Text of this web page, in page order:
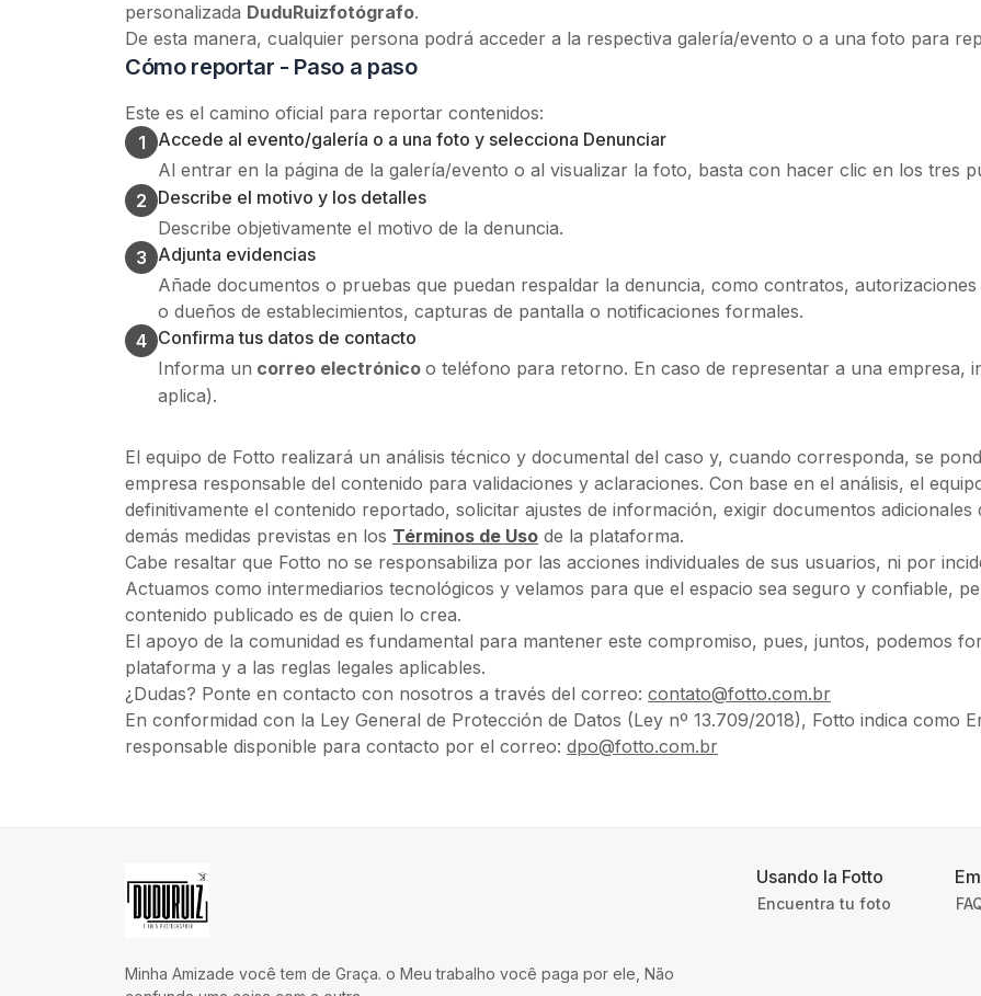
personalizada DuduRuizfotógrafo.
De esta manera, cualquier persona podrá acceder a la respectiva galería/evento o a una foto para
Cómo reportar - Paso a paso
Este es el camino oficial para reportar contenidos:
1
Accede al evento/galería o a una foto y selecciona Denunciar
Al entrar en la página de la galería/evento o al visualizar la foto, basta con hacer clic en los tres
2 Describe el motivo y los detalles
Describe objetivamente el motivo de la denuncia.
3 Adjunta evidencias
Añade documentos o pruebas que puedan respaldar la denuncia, como contratos,
o dueños de establecimientos, capturas de pantalla o notificaciones formales.
4 Confirma tus datos de contacto
Informa un correo electrónico o teléfono para retorno. En caso de representar a una empresa,
aplica).
El equipo de Fotto realizará un análisis técnico y documental del caso y, cuando corresponda, se
empresa responsable del contenido para validaciones y aclaraciones. Con base en el análisis, el
definitivamente el contenido reportado, solicitar ajustes de información, exigir documentos
demás medidas previstas en los Términos de Uso de la plataforma.
Cabe resaltar que Fotto no se responsabiliza por las acciones individuales de sus usuarios, ni por
Actuamos como intermediarios tecnológicos y velamos para que el espacio sea seguro y confiable,
contenido publicado es de quien lo crea.
El apoyo de la comunidad es fundamental para mantener este compromiso, pues, juntos, podemos
plataforma y a las reglas legales aplicables.
¿Dudas? Ponte en contacto con nosotros a través del correo: contato@fotto.com.br
En conformidad con la Ley General de Protección de Datos (Ley nº 13.709/2018), Fotto indica como
responsable disponible para contacto por el correo: dpo@fotto.com.br
Minha Amizade você tem de Graça. o Meu trabalho você paga por ele, Não
Usando la Fotto
Encuentra tu foto